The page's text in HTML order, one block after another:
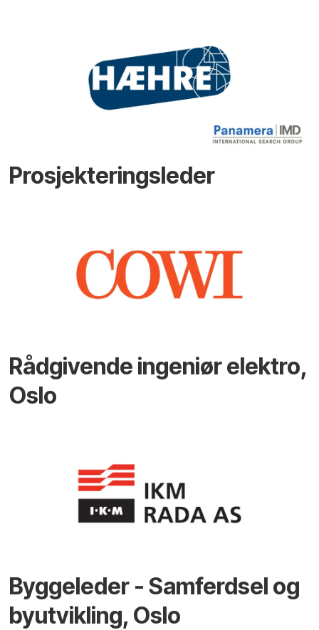
Prosjekteringsleder
Rådgivende ingeniør elektro,
Oslo
Byggeleder - Samferdsel og
byutvikling, Oslo